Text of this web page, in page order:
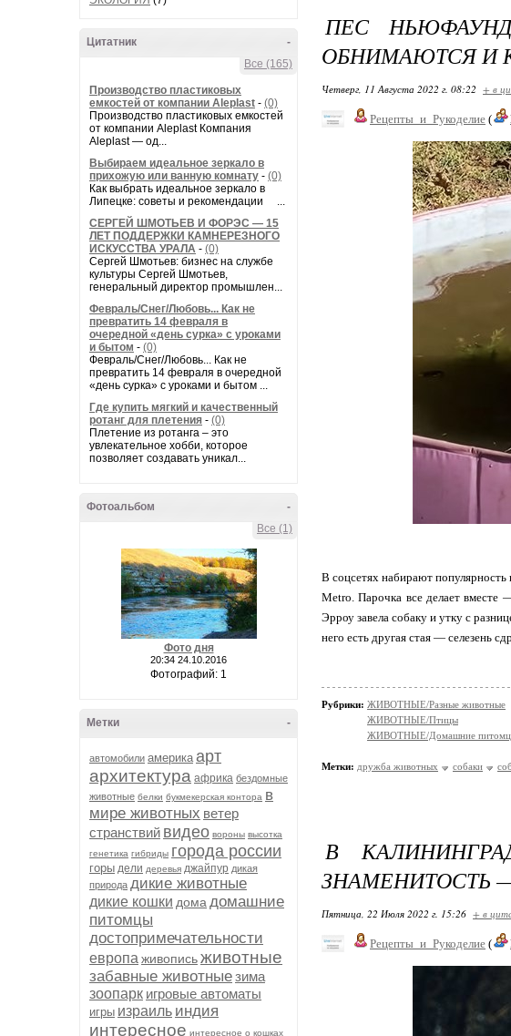
-
Цитатник
Все (165)
Производство пластиковых
емкостей от компании Aleplast - (0)
Производство пластиковых емкостей
от компании Aleplast Компания
Aleplast — од...
Выбираем идеальное зеркало в
прихожую или ванную комнату - (0)
Как выбрать идеальное зеркало в
Липецке: советы и рекомендации ...
СЕРГЕЙ ШМОТЬЕВ И ФОРЭС — 15
ЛЕТ ПОДДЕРЖКИ КАМНЕРЕЗНОГО
ИСКУССТВА УРАЛА - (0)
Сергей Шмотьев: бизнес на службе
культуры Сергей Шмотьев,
генеральный директор промышлен...
Февраль/Снег/Любовь... Как не
превратить 14 февраля в
очередной «день сурка» с уроками
и бытом - (0)
Февраль/Снег/Любовь... Как не
превратить 14 февраля в очередной
«день сурка» с уроками и бытом ...
Где купить мягкий и качественный
ротанг для плетения - (0)
Плетение из ротанга – это
увлекательное хобби, которое
позволяет создавать уникал...
-
Фотоальбом
Все (1)
Фото дня
20:34 24.10.2016
Фотографий: 1
-
Метки
автомобили америка арт
архитектура африка бездомные
животные белки букмекерская контора в
мире животных ветер
странствий видео вороны высотка
генетика гибриды города россии
горы дели деревья джайпур дикая
природа дикие животные
дикие кошки дома домашние
питомцы
достопримечательности
европа живописьживотные
забавные животныезима
зоопарк игровые автоматы
игры израиль индия
интересное интересное о кошках
ПЕС
ОБНИМАЮТСЯ И
Четверг, 11 Августа 2022 г. 08:22 + в
Рецепты_и_Рукоделие (
В соцсетях набирают
Metro. Парочка все делает вместе
Эрроу завела собаку и утку с
него есть другая стая — селезень
Рубрики: ЖИВОТНЫЕ/Разные животные
ЖИВОТНЫЕ/Птицы
ЖИВОТНЫЕ/Домашние
Метки: дружба животных собаки
В
ЗНАМЕНИТОСТЬ
Пятница, 22 Июля 2022 г. 15:26 + в
Рецепты_и_Рукоделие (